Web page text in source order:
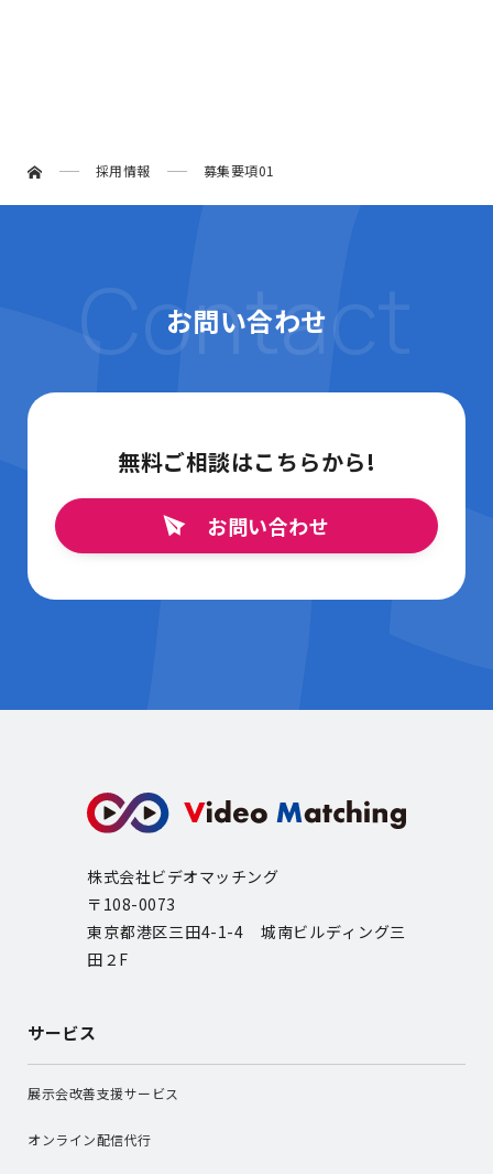
採用情報 募集要項01
お問い合わせ
Contact
無料ご相談はこちらから!
お問い合わせ
株式会社ビデオマッチング
〒108-0073
東京都港区三田4-1-4 城南ビルディング三
田２F
サービス
展示会改善支援サービス
オンライン配信代行